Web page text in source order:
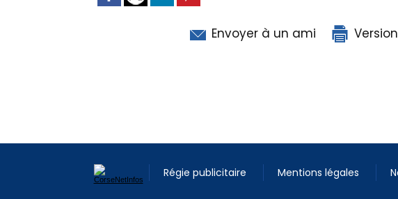
Envoyer à un ami
Régie publicitaire Mentions légales